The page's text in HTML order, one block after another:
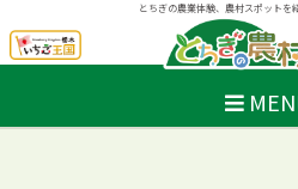
とちぎの農業体験、農村スポットを